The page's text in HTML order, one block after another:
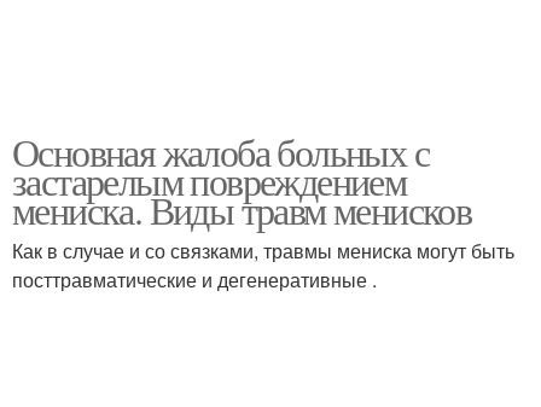
Основная жалоба больных с
застарелым повреждением
мениска. Виды травм менисков
Как в случае и со связками, травмы мениска могут быть
посттравматические и дегенеративные .